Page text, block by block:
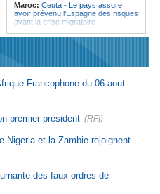
Maroc: Ceuta - Le pays assure
avoir prévenu l'Espagne des risques
avant la crise migratoire
Afrique:CAN féminine - La Côte
investissement pour un avenir
l'Afrique francophone du 05 août
2026
Tunisie: Vers un renforcement
stratégique du partenariat
32 000 fournitures scolaires saisies
Francophone du 06 aout
premier président (RFI)
Nigeria et la Zambie rejoignent
des faux ordres de